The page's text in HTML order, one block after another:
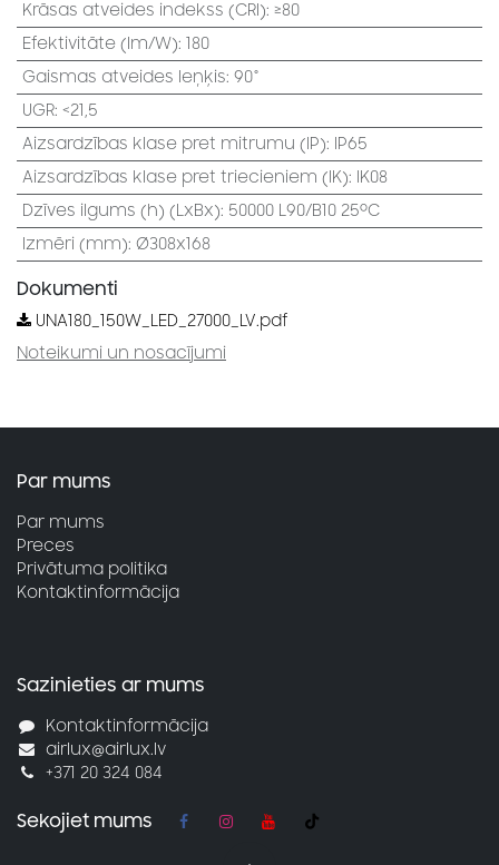
Krāsas atveides indekss (CRI): ≥80
Efektivitāte (lm/W): 180
Gaismas atveides leņķis: 90°
UGR: <21,5
Aizsardzības klase pret mitrumu (IP): IP65
Aizsardzības klase pret triecieniem (IK): IK08
Dzīves ilgums (h) (LxBx): 50000 L90/B10 25⁰C
Izmēri (mm): Ø308x168
Dokumenti
UNA180_150W_LED_27000_LV.pdf
Noteikumi un nosacījumi
Par mums
Par mums
Preces
Privātuma politika
Kontaktinformācija
Sazinieties ar mums
Kontaktinformācija
airlux@airlux.lv
+371 20 324 084
Sekojiet mums